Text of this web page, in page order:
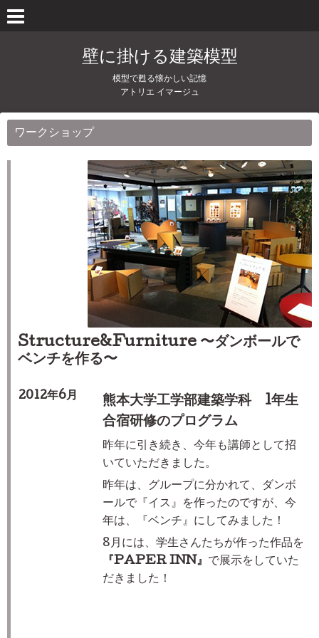
壁に掛ける建築模型
模型で甦る懐かしい記憶
アトリエ イマージュ
ワークショップ
Structure&Furniture 〜ダンボールで
ベンチを作る〜
2012年6月 熊本大学工学部建築学科 1年生
合宿研修のプログラム
昨年に引き続き、今年も講師として招
いていただきました。
昨年は、グループに分かれて、ダンボ
ールで『イス』を作ったのですが、今
年は、『ベンチ』にしてみました！
8月には、学生さんたちが作った作品を
『PAPER INN』 で展示をしていた
だきました！